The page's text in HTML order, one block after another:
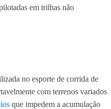
em trilhas não
no esporte de corrida de
com terrenos variados
que impedem a acumulação